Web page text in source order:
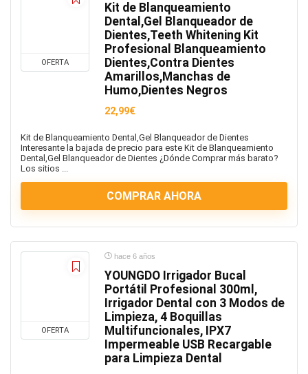
OFERTA
Kit de Blanqueamiento
Dental,Gel Blanqueador de
Dientes,Teeth Whitening Kit
Profesional Blanqueamiento
Dientes,Contra Dientes
Amarillos,Manchas de
Humo,Dientes Negros
22,99€
Kit de Blanqueamiento Dental,Gel Blanqueador de Dientes
Interesante la bajada de precio para este Kit de Blanqueamiento
Dental,Gel Blanqueador de Dientes ¿Dónde Comprar más barato?
Los sitios ...
COMPRAR AHORA
OFERTA
hace 6 años
YOUNGDO Irrigador Bucal
Portátil Profesional 300ml,
Irrigador Dental con 3 Modos de
Limpieza, 4 Boquillas
Multifuncionales, IPX7
Impermeable USB Recargable
para Limpieza Dental